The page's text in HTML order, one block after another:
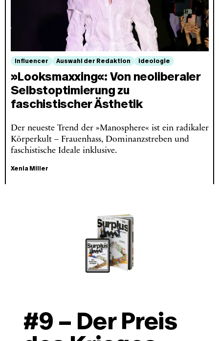
Influencer Auswahl der Redaktion Ideologie
»Looksmaxxing«: Von neoliberaler
Selbstoptimierung zu
faschistischer Ästhetik
Der neueste Trend der »Manosphere« ist ein radikaler
Körperkult – Frauenhass, Dominanzstreben und
faschistische Ideale inklusive.
Xenia Miller
#9 – Der Preis